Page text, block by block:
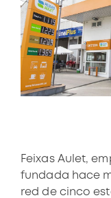
Feixas Aulet,
fundada hace
red de cinco